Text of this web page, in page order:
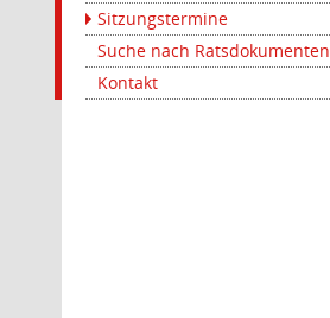
Sitzungstermine
Suche nach Ratsdokumenten
Kontakt